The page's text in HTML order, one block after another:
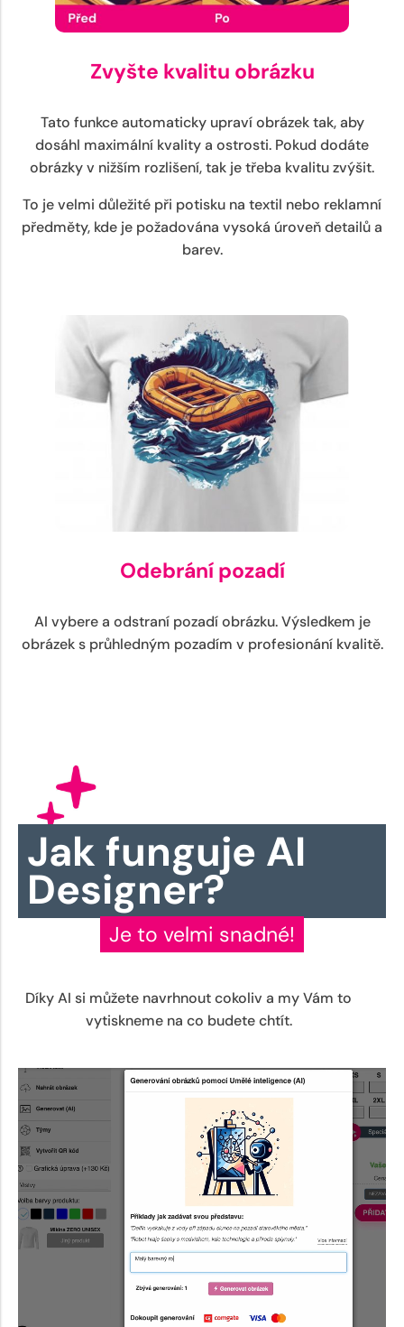
Zvyšte kvalitu obrázku
Tato funkce automaticky upraví obrázek tak, aby
dosáhl maximální kvality a ostrosti. Pokud dodáte
obrázky v nižším rozlišení, tak je třeba kvalitu zvýšit.
To je velmi důležité při potisku na textil nebo reklamní
předměty, kde je požadována vysoká úroveň detailů a
barev.
Odebrání pozadí
AI vybere a odstraní pozadí obrázku. Výsledkem je
obrázek s průhledným pozadím v profesionání kvalitě.
Jak funguje AI
Designer?
Je to velmi snadné!
Díky AI si můžete navrhnout cokoliv a my Vám to
vytiskneme na co budete chtít.